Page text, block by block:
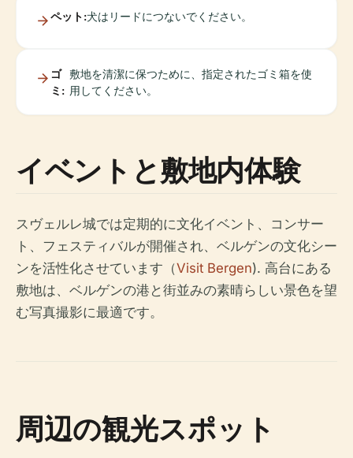
ペット:犬はリードにつないでください。
ゴ
ミ:
敷地を清潔に保つために、指定されたゴミ箱を使
用してください。
イベントと敷地内体験
スヴェルレ城では定期的に文化イベント、コンサー
ト、フェスティバルが開催され、ベルゲンの文化シー
ンを活性化させています（Visit Bergen). 高台にある
敷地は、ベルゲンの港と街並みの素晴らしい景色を望
む写真撮影に最適です。
周辺の観光スポット